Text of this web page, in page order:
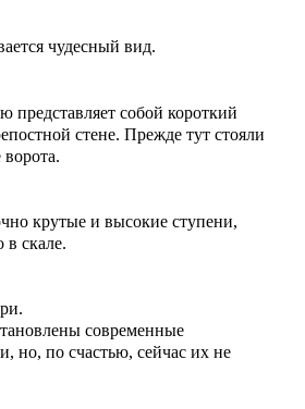
чудесный вид.
собой короткий
стене. Прежде тут стояли
крутые и высокие ступени,
скале.
современные
но, по счастью, сейчас их не